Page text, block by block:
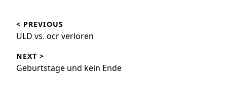
< PREVIOUS
ULD vs. ocr verloren
NEXT >
Geburtstage und kein Ende